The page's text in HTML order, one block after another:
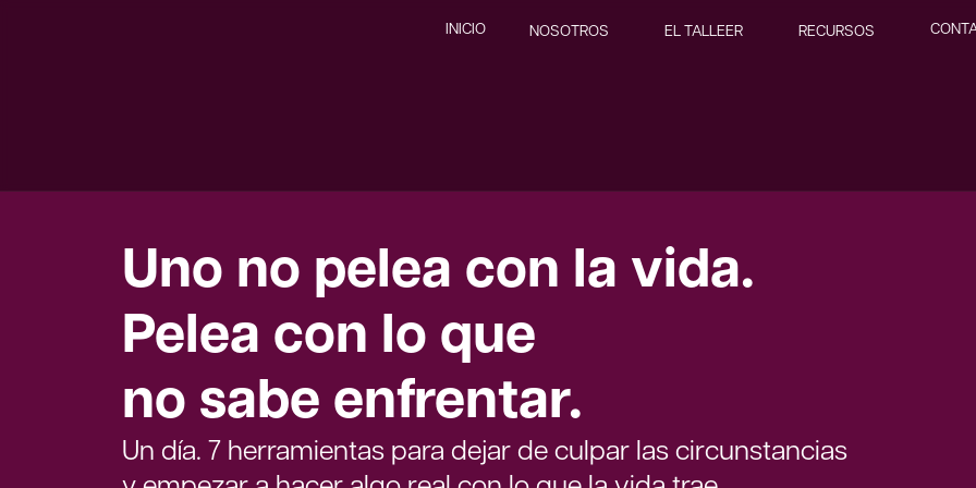
INICIO NOSOTROS EL TALLEER RECURSOS
Uno no pelea con la vida.
Pelea con lo que
no sabe enfrentar.
Un día. 7 herramientas para dejar de culpar las circunstancias